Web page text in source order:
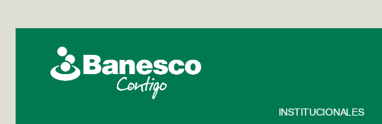
INSTITUCIONALES